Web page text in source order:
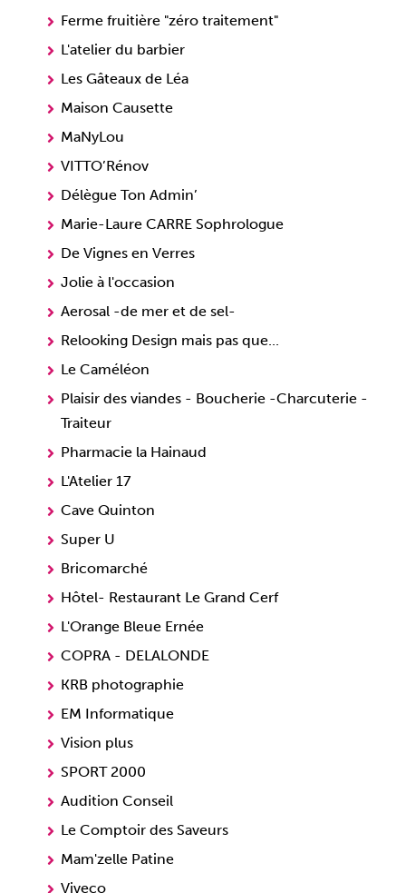
Ferme fruitière "zéro traitement"
L'atelier du barbier
Les Gâteaux de Léa
Maison Causette
MaNyLou
VITTO’Rénov
Délègue Ton Admin’
Marie-Laure CARRE Sophrologue
De Vignes en Verres
Jolie à l'occasion
Aerosal -de mer et de sel-
Relooking Design mais pas que...
Le Caméléon
Plaisir des viandes - Boucherie -Charcuterie -
Traiteur
Pharmacie la Hainaud
L'Atelier 17
Cave Quinton
Super U
Bricomarché
Hôtel- Restaurant Le Grand Cerf
L'Orange Bleue Ernée
COPRA - DELALONDE
KRB photographie
EM Informatique
Vision plus
SPORT 2000
Audition Conseil
Le Comptoir des Saveurs
Mam'zelle Patine
Viveco